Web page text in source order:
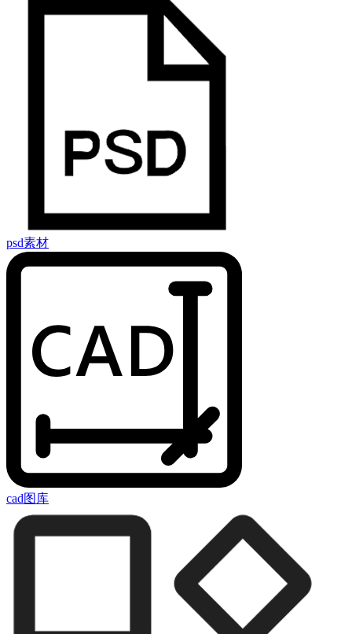
psd素材
cad图库